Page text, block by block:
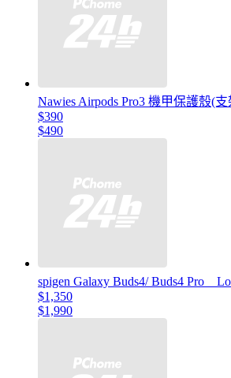
Nawies Airpods Pro3 機甲保護殼(
$390
$490
spigen Galaxy Buds4/ Buds4 Pro _
$1,350
$1,990